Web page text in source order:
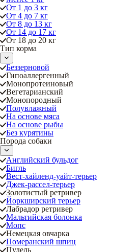
От 1 до 3 кг
От 4 до 7 кг
От 8 до 13 кг
От 14 до 17 кг
От 18 до 20 кг
Тип корма
Беззерновой
Гипоаллергенный
Монопротеиновый
Вегетарианский
Монопородный
Полувлажный
На основе мяса
На основе рыбы
Без курятины
Порода собаки
Английский бульдог
Бигль
Вест-хайленд-уайт-терьер
Джек-рассел-терьер
Золотистый ретривер
Йоркширский терьер
Лабрадор ретривер
Мальтийская болонка
Мопс
Немецкая овчарка
Померанский шпиц
Пудель